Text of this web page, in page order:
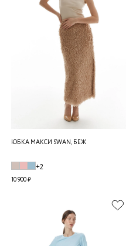
ЮБКА МАКСИ SWAN, БЕЖ
+2
10 900 ₽